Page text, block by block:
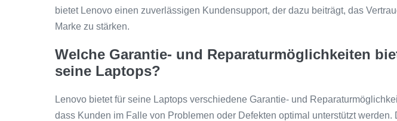
bietet Lenovo einen zuverlässigen Kundensupport, der dazu beiträgt, das
Marke zu stärken.
Welche Garantie- und Reparaturmöglichkeiten
seine Laptops?
Lenovo bietet für seine Laptops verschiedene Garantie- und
dass Kunden im Falle von Problemen oder Defekten optimal unterstützt werden.